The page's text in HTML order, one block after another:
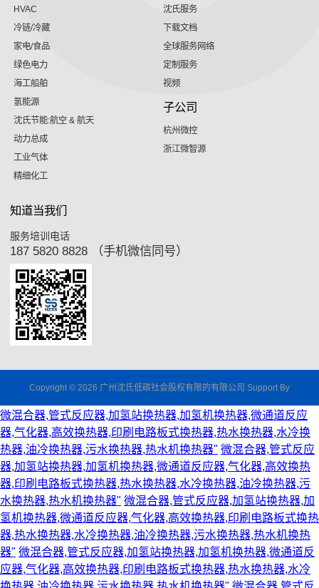
HVAC
冷链/冷藏
家电/食品
绿色电力
海工船舶
氢能源
沈氏节能:航空 & 航天
动力总成
工业气体
精细化工
沈氏服务
下载文档
全球服务网络
定制服务
视频
子公司
杭州微控
浙江微智源
知道当我们
服务培训电话
187 5820 8828 （手机微信同号）
Copyright © 2026 广州沈氏低碳社会股权有限的有限公司 Support By
微混合器,管式反应器,加氢站换热器,加氢机换热器,微通道反应
器,气化器,高效换热器,印刷电路板式换热器,热水换热器,水冷换
热器,油冷换热器,污水换热器,热水机换热器" 微混合器,管式反应
器,加氢站换热器,加氢机换热器,微通道反应器,气化器,高效换热
器,印刷电路板式换热器,热水换热器,水冷换热器,油冷换热器,污
水换热器,热水机换热器" 微混合器,管式反应器,加氢站换热器,加
氢机换热器,微通道反应器,气化器,高效换热器,印刷电路板式换热
器,热水换热器,水冷换热器,油冷换热器,污水换热器,热水机换热
器" 微混合器,管式反应器,加氢站换热器,加氢机换热器,微通道反
应器,气化器,高效换热器,印刷电路板式换热器,热水换热器,水冷